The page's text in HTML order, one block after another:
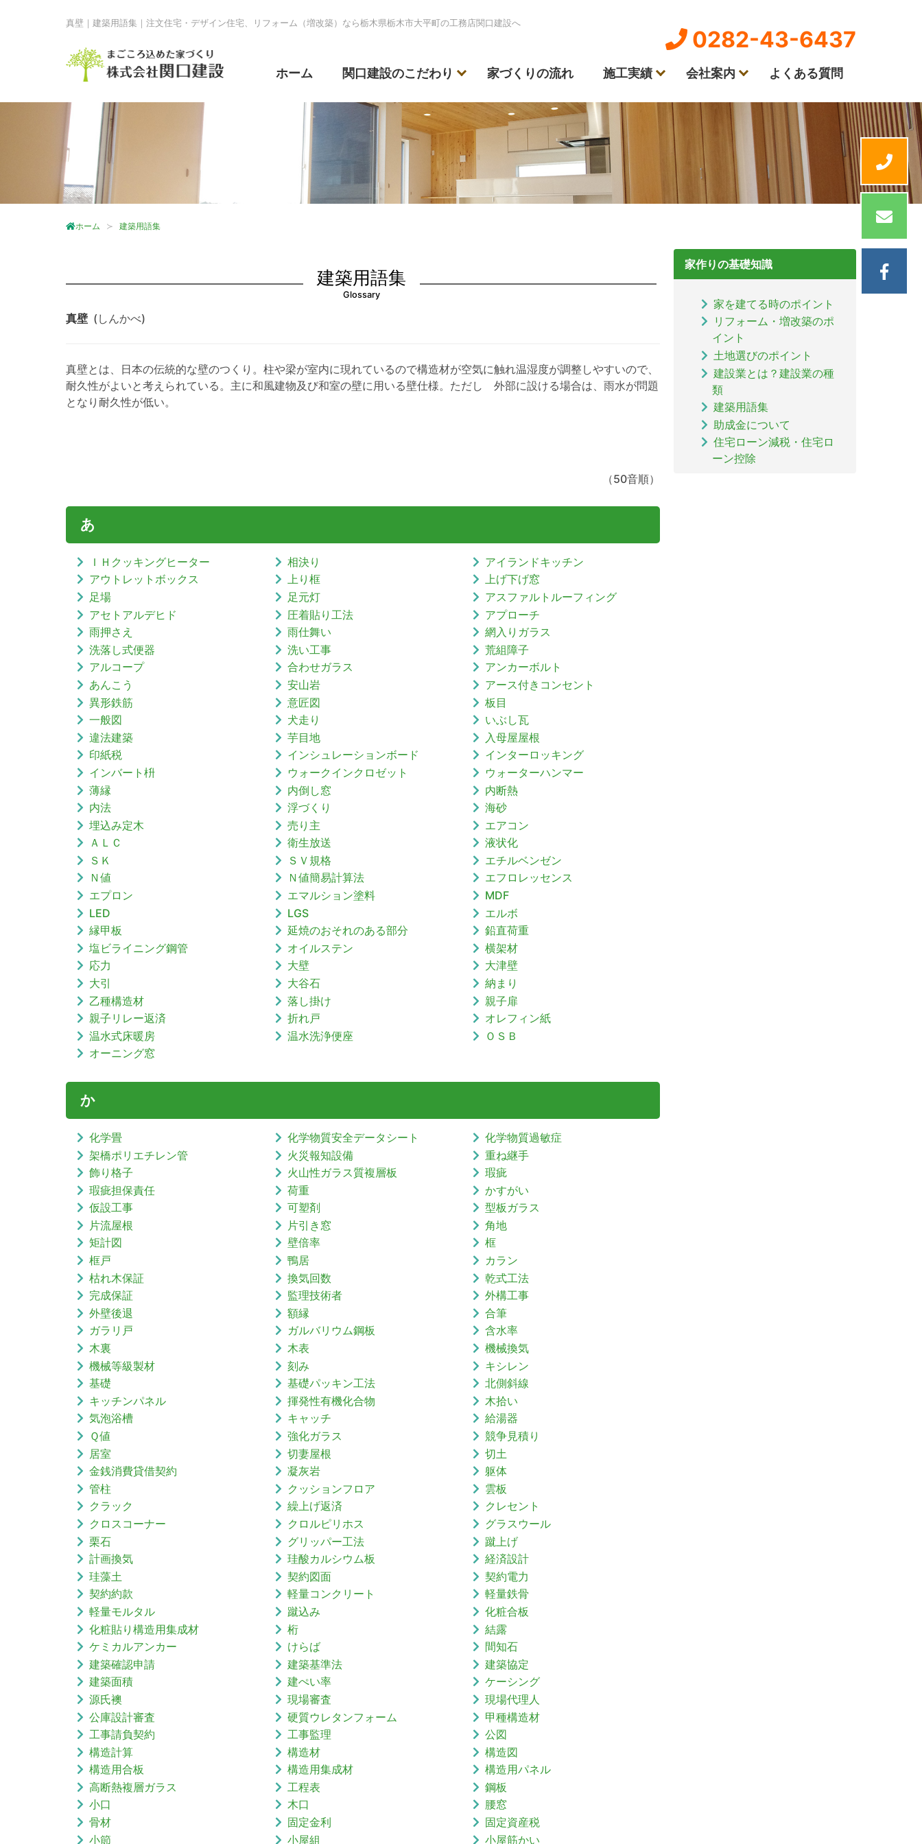
真壁｜建築用語集｜注文住宅・デザイン住宅、リフォーム（増改築）なら栃木県栃木市大平町の工務店関口建設へ
0282-43-6437
ホーム 関口建設のこだわり 家づくりの流れ 施工実績 会社案内 よくある質問
ホーム 建築用語集
建築用語集
Glossary
真壁 (しんかべ)
真壁とは、日本の伝統的な壁のつくり。柱や梁が室内に現れているので構造材が空気に触れ温湿度が調整しやすいので、
耐久性がよいと考えられている。主に和風建物及び和室の壁に用いる壁仕様。ただし 外部に設ける場合は、雨水が問題
となり耐久性が低い。
（50音順）
あ
ＩＨクッキングヒーター 相決り
アイランドキッチン
アウトレットボックス
上り框
上げ下げ窓
足場
足元灯
アスファルトルーフィング
アセトアルデヒド
圧着貼り工法
アプローチ
雨押さえ
雨仕舞い
網入りガラス
洗落し式便器
洗い工事
荒組障子
アルコープ
合わせガラス
アンカーボルト
あんこう
安山岩
アース付きコンセント
異形鉄筋
意匠図
板目
一般図
犬走り
いぶし瓦
違法建築
芋目地
入母屋屋根
印紙税
インシュレーションボード
インターロッキング
インバート枡
ウォークインクロゼット
ウォーターハンマー
薄縁
内倒し窓
内断熱
内法
浮づくり
海砂
埋込み定木
売り主
エアコン
ＡＬＣ
衛生放送
液状化
ＳＫ
ＳＶ規格
エチルベンゼン
Ｎ値
Ｎ値簡易計算法
エフロレッセンス
エプロン
エマルション塗料
MDF
LED
LGS
エルボ
縁甲板
延焼のおそれのある部分
鉛直荷重
塩ビライニング鋼管
オイルステン
横架材
応力
大壁
大津壁
大引
大谷石
納まり
乙種構造材
落し掛け
親子扉
親子リレー返済
折れ戸
オレフィン紙
温水式床暖房
温水洗浄便座
ＯＳＢ
オーニング窓
か
化学畳 化学物質安全データシート
化学物質過敏症
架橋ポリエチレン管
火災報知設備
重ね継手
飾り格子
火山性ガラス質複層板
瑕疵
瑕疵担保責任
荷重
かすがい
仮設工事
可塑剤
型板ガラス
片流屋根
片引き窓
角地
矩計図
壁倍率
框
框戸
鴨居
カラン
枯れ木保証
換気回数
乾式工法
完成保証
監理技術者
外構工事
外壁後退
額縁
合筆
ガラリ戸
ガルバリウム鋼板
含水率
木裏
木表
機械換気
機械等級製材
刻み
キシレン
基礎
基礎パッキン工法
北側斜線
キッチンパネル
揮発性有機化合物
木拾い
気泡浴槽
キャッチ
給湯器
Ｑ値
強化ガラス
競争見積り
居室
切妻屋根
切土
金銭消費貸借契約
凝灰岩
躯体
管柱
クッションフロア
雲板
クラック
繰上げ返済
クレセント
クロスコーナー
クロルピリホス
グラスウール
栗石
グリッパー工法
蹴上げ
計画換気
珪酸カルシウム板
経済設計
珪藻土
契約図面
契約電力
契約約款
軽量コンクリート
軽量鉄骨
軽量モルタル
蹴込み
化粧合板
化粧貼り構造用集成材
桁
結露
ケミカルアンカー
けらば
間知石
建築確認申請
建築基準法
建築協定
建築面積
建ぺい率
ケーシング
源氏襖
現場審査
現場代理人
公庫設計審査
硬質ウレタンフォーム
甲種構造材
工事請負契約
工事監理
公図
構造計算
構造材
構造図
構造用合板
構造用集成材
構造用パネル
高断熱複層ガラス
工程表
鋼板
小口
木口
腰窓
骨材
固定金利
固定資産税
小節
小屋組 小屋筋かい
家作りの基礎知識
家を建てる時のポイント
リフォーム・増改築のポ
イント
土地選びのポイント
建設業とは？建設業の種
類
建築用語集
助成金について
住宅ローン減税・住宅ロ
ーン控除